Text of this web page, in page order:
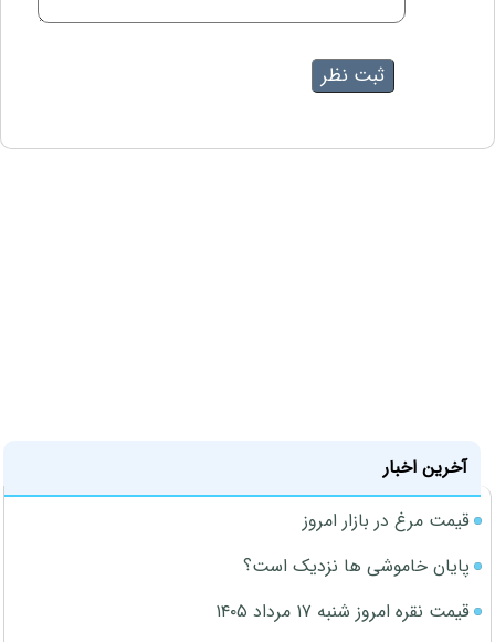
آخرین اخبار
قیمت مرغ در بازار امروز
پایان خاموشی ها نزدیک است؟
قیمت نقره امروز شنبه ۱۷ مرداد ۱۴۰۵